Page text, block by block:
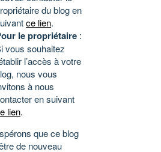
du blog en
ce lien.
le propriétaire :
vous souhaitez
l’accès à votre
nous vous
à nous
en suivant
lien.
que ce blog
de nouveau